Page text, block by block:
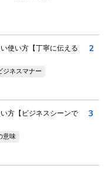
使い方【丁寧に伝える
ジネスマナー
2
方【ビジネスシーンで
意味
3